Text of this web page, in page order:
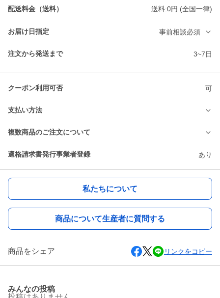
配送料金（送料） 送料:0円 (全国一律)
お届け日指定 事前相談必須
注文から発送まで 3~7日
クーポン利用可否 可
支払い方法
複数商品のご注文について
適格請求書発行事業者登録 あり
私たちについて
商品について生産者に質問する
商品をシェア リンクをコピー
みんなの投稿